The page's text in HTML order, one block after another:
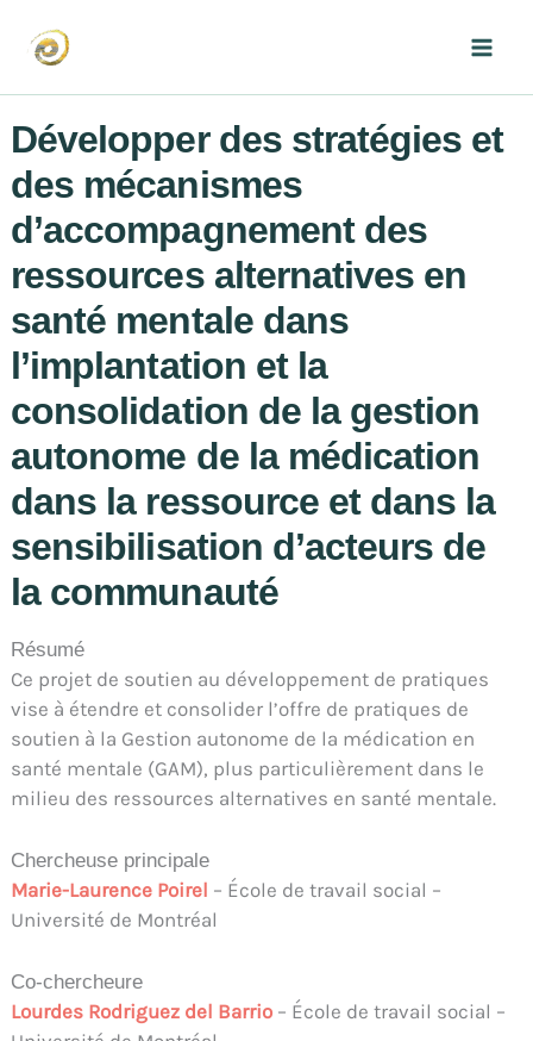
contenu
Développer des stratégies et
des mécanismes
d’accompagnement des
ressources alternatives en
santé mentale dans
l’implantation et la
consolidation de la gestion
autonome de la médication
dans la ressource et dans la
sensibilisation d’acteurs de
la communauté
Résumé
Ce projet de soutien au développement de pratiques
vise à étendre et consolider l’offre de pratiques de
soutien à la Gestion autonome de la médication en
santé mentale (GAM), plus particulièrement dans le
milieu des ressources alternatives en santé mentale.
Chercheuse principale
Marie-Laurence Poirel – École de travail social –
Université de Montréal
Co-chercheure
Lourdes Rodriguez del Barrio – École de travail social –